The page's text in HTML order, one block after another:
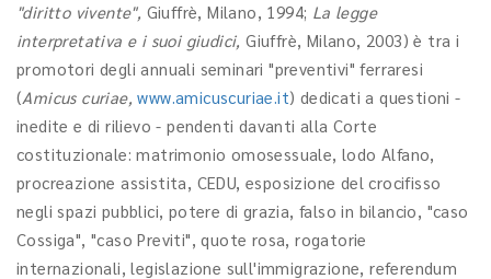
"diritto vivente", Giuffrè, Milano, 1994; La legge
interpretativa e i suoi giudici,Giuffrè, Milano, 2003) è tra i
promotori degli annuali seminari "preventivi" ferraresi
(Amicus curiae,www.amicuscuriae.it) dedicati a questioni -
inedite e di rilievo - pendenti davanti alla Corte
costituzionale: matrimonio omosessuale, lodo Alfano,
procreazione assistita, CEDU, esposizione del crocifisso
negli spazi pubblici, potere di grazia, falso in bilancio, "caso
Cossiga", "caso Previti", quote rosa, rogatorie
internazionali, legislazione sull'immigrazione, referendum